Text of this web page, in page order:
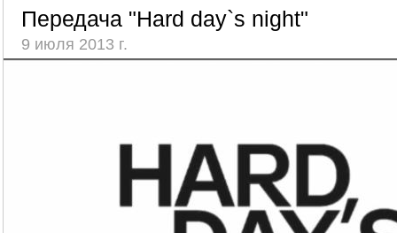
Передача "Hard day`s night"
9 июля 2013 г.